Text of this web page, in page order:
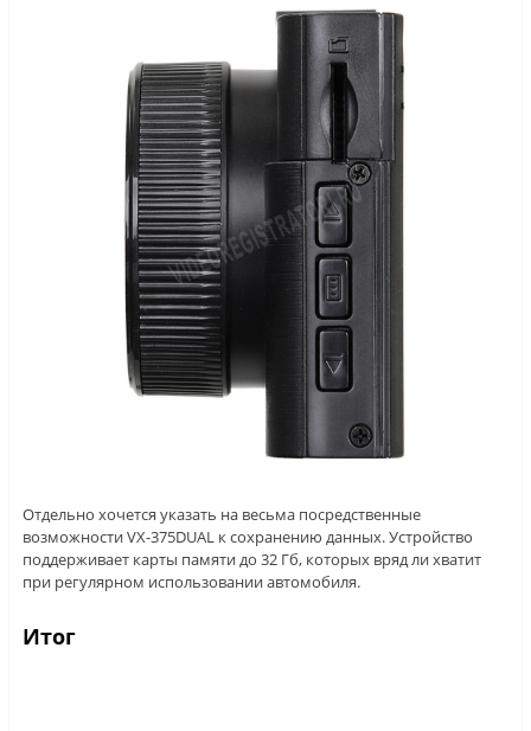
Отдельно хочется указать на весьма посредственные
возможности VX-375DUAL к сохранению данных. Устройство
поддерживает карты памяти до 32 Гб, которых вряд ли хватит
при регулярном использовании автомобиля.
Итог